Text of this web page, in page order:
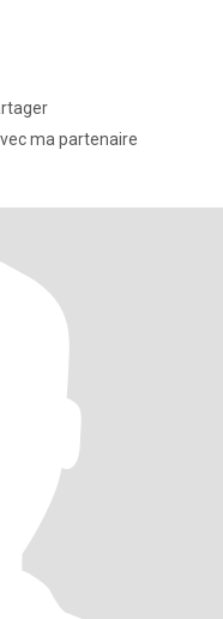
ma partenaire